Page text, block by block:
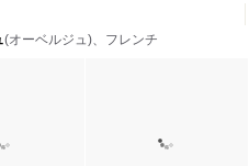
(オーベルジュ)、フレンチ